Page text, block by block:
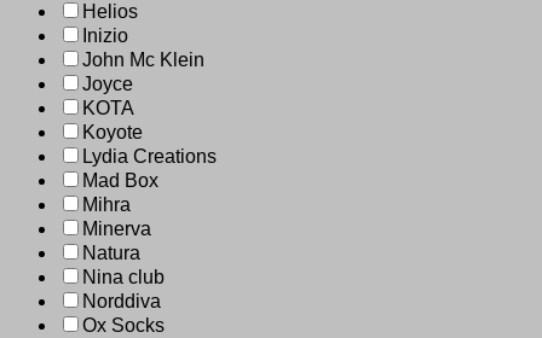
Helios
Inizio
John Mc Klein
Joyce
KOTA
Koyote
Lydia Creations
Mad Box
Mihra
Minerva
Natura
Nina club
Norddiva
Ox Socks